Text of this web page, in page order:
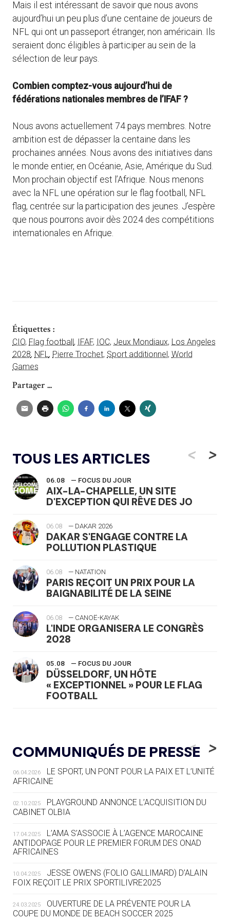
Mais il est intéressant de savoir que nous avons
aujourd’hui un peu plus d’une centaine de joueurs de
NFL qui ont un passeport étranger, non américain. Ils
seraient donc éligibles à participer au sein de la
sélection de leur pays.
Combien comptez-vous aujourd’hui de
fédérations nationales membres de l’IFAF ?
Nous avons actuellement 74 pays membres. Notre
ambition est de dépasser la centaine dans les
prochaines années. Nous avons des initiatives dans
le monde entier, en Océanie, Asie, Amérique du Sud.
Mon prochain objectif est l’Afrique. Nous menons
avec la NFL une opération sur le flag football, NFL
flag, centrée sur la participation des jeunes. J’espère
que nous pourrons avoir dès 2024 des compétitions
internationales en Afrique.
Étiquettes :
CIO, Flag football, IFAF, IOC, Jeux Mondiaux, Los Angeles
2028, NFL, Pierre Trochet, Sport additionnel, World
Games
Partager ...
TOUS LES ARTICLES <
06.08 — FOCUS DU JOUR
AIX-LA-CHAPELLE, UN SITE
D'EXCEPTION QUI RÊVE DES JO
06.08 — DAKAR 2026
DAKAR S'ENGAGE CONTRE LA
POLLUTION PLASTIQUE
06.08 — NATATION
PARIS REÇOIT UN PRIX POUR LA
BAIGNABILITÉ DE LA SEINE
06.08 — CANOË-KAYAK
L'INDE ORGANISERA LE CONGRÈS
2028
05.08 — FOCUS DU JOUR
DÜSSELDORF, UN HÔTE
« EXCEPTIONNEL » POUR LE FLAG
FOOTBALL
LE RÊVE DE VOIR LA LUGE ALPINE
AUX JO « N'EST PAS FINI »
05.08 — TIR À L'ARC
DES MONDIAUX À BRISBANE SUR LA
ROUTE DES JO 2032
LE VILLAGE OLYMPIQUE DES ARAVIS
SE DESSINE
LE COJOP A TROUVÉ SON VILLAGE
OLYMPIQUE LYONNAIS
04.08 — ALLEMAGNE
>
COMMUNIQUÉS DE PRESSE
<
06.04.2026
LE SPORT, UN PONT POUR LA PAIX ET L’UNITÉ
AFRICAINE
02.10.2025
PLAYGROUND ANNONCE L’ACQUISITION DU
CABINET OLBIA
17.04.2025
L’AMA S’ASSOCIE À L’AGENCE MAROCAINE
ANTIDOPAGE POUR LE PREMIER FORUM DES ONAD
AFRICAINES
10.04.2025
JESSE OWENS (FOLIO GALLIMARD) D’ALAIN
FOIX REÇOIT LE PRIX SPORTILIVRE2025
24.03.2025
OUVERTURE DE LA PRÉVENTE POUR LA
COUPE DU MONDE DE BEACH SOCCER 2025
>